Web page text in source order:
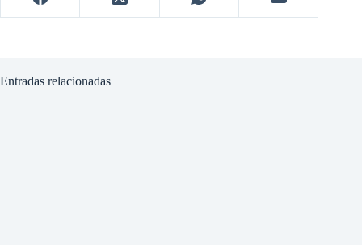
Entradas relacionadas